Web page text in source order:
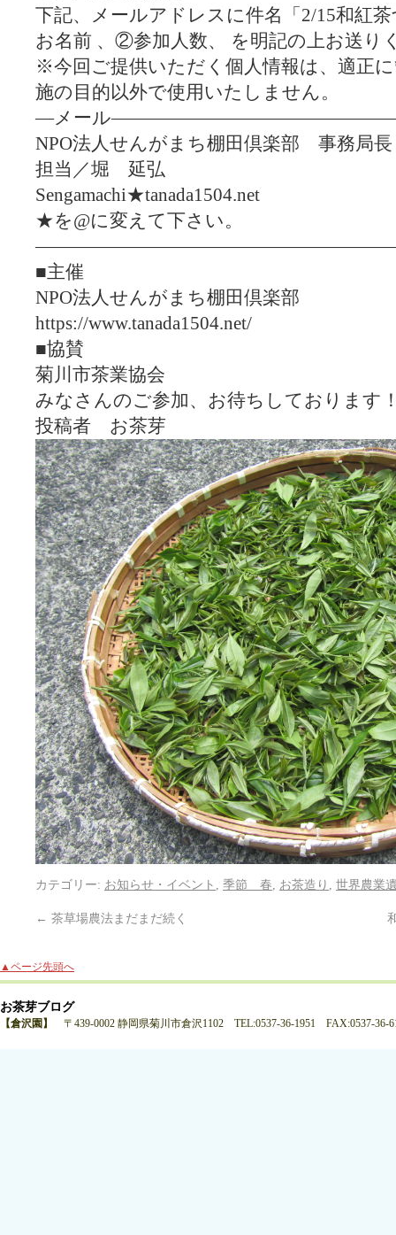
下記、メールアドレスに件名「2/15和紅
お名前 、②参加人数、 を明記の上お送り
※今回ご提供いただく個人情報は、適正
施の目的以外で使用いたしません。
―メール
NPO法人せんがまち棚田倶楽部 事務局長
担当／堀 延弘
Sengamachi★tanada1504.net
★を@に変えて下さい。
■主催
NPO法人せんがまち棚田倶楽部
https://www.tanada1504.net/
■協賛
菊川市茶業協会
みなさんのご参加、お待ちしております
投稿者 お茶芽
カテゴリー: お知らせ・イベント 季節 春 お茶造り 世界農業
← 茶草場農法まだまだ続く
▲ページ先頭へ
お茶芽ブログ
【倉沢園】 〒439-0002 静岡県菊川市倉沢1102 TEL:0537-36-1951 FAX:0537-36-